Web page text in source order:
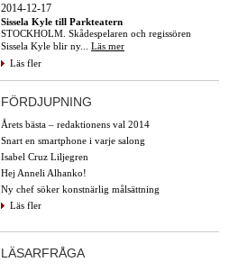
2014-12-17
Sissela Kyle till Parkteatern
STOCKHOLM. Skådespelaren och regissören
Sissela Kyle blir ny... Läs mer
Läs fler
FÖRDJUPNING
Årets bästa – redaktionens val 2014
Snart en smartphone i varje salong
Isabel Cruz Liljegren
Hej Anneli Alhanko!
Ny chef söker konstnärlig målsättning
Läs fler
LÄSARFRÅGA